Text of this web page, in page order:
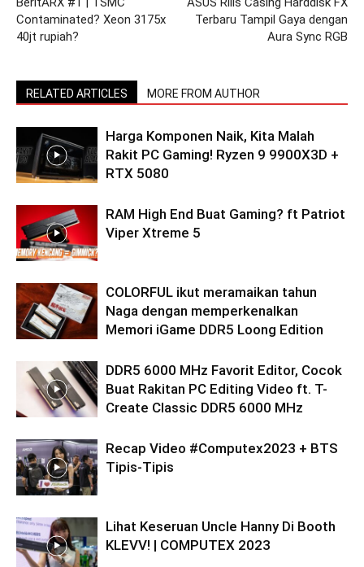
Contaminated? Xeon 3175x
40jt rupiah?
Terbaru Tampil Gaya dengan
Aura Sync RGB
RELATED ARTICLES MORE FROM AUTHOR
Harga Komponen Naik, Kita Malah
Rakit PC Gaming! Ryzen 9 9900X3D +
RTX 5080
RAM High End Buat Gaming? ft Patriot
Viper Xtreme 5
COLORFUL ikut meramaikan tahun
Naga dengan memperkenalkan
Memori iGame DDR5 Loong Edition
DDR5 6000 MHz Favorit Editor, Cocok
Buat Rakitan PC Editing Video ft. T-
Create Classic DDR5 6000 MHz
Recap Video #Computex2023 + BTS
Tipis-Tipis
Lihat Keseruan Uncle Hanny Di Booth
KLEVV! | COMPUTEX 2023